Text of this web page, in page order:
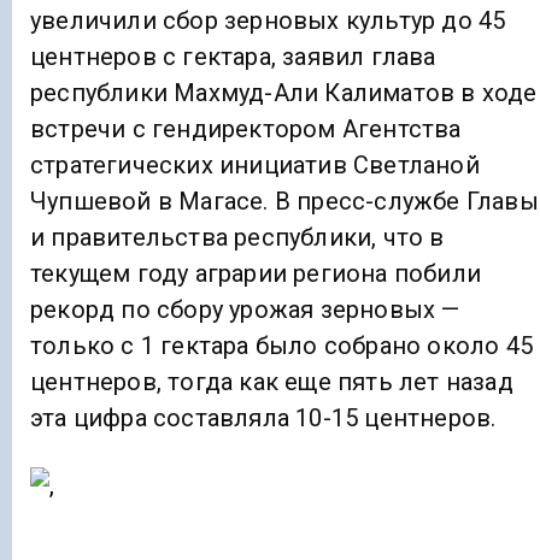
увеличили сбор зерновых культур до 45
центнеров с гектара, заявил глава
республики Махмуд-Али Калиматов в ходе
встречи с гендиректором Агентства
стратегических инициатив Светланой
Чупшевой в Магасе. В пресс-службе Главы
и правительства республики, что в
текущем году аграрии региона побили
рекорд по сбору урожая зерновых —
только с 1 гектара было собрано около 45
центнеров, тогда как еще пять лет назад
эта цифра составляла 10-15 центнеров.